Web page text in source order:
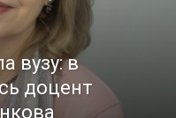
вузу: в
доцент